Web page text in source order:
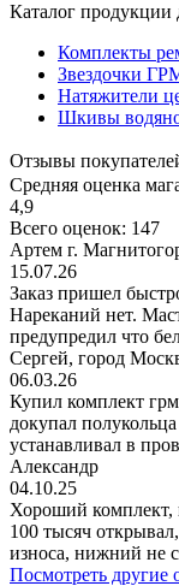
Каталог продукции
Комплекты
Звездочки
Натяжители
Шкивы
Отзывы
Средняя оценка
4,9
Всего оценок: 147
Артем г.
15.07.26
Заказ пришел
Нареканий нет.
предупредил что
Сергей, город
06.03.26
Купил комплект
докупал
устанавливал в
Александр
04.10.25
Хороший комплект,
100 тысяч
износа, нижний не
Посмотреть другие